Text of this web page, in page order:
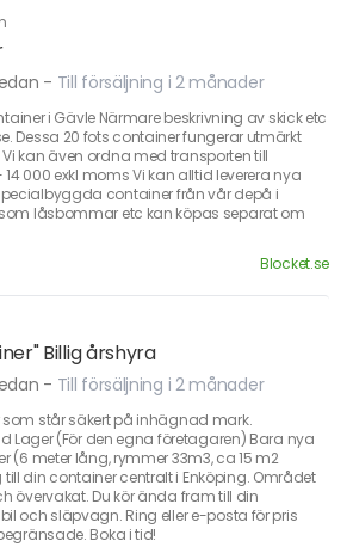
- Till försäljning i 2 månader
i Gävle Närmare beskrivning av skick etc
Dessa 20 fots container fungerar utmärkt
kan även ordna med transporten till
000 exkl moms Vi kan alltid leverera nya
container från vår depå i
låsbommar etc kan köpas separat om
Blocket.se
Billig årshyra
- Till försäljning i 2 månader
som står säkert på inhägnad mark.
Lager (För den egna företagaren) Bara nya
(6 meter lång, rymmer 33m3, ca 15 m2
din container centralt i Enköping. Området
övervakat. Du kör ända fram till din
och släpvagn. Ring eller e-posta för pris
Boka i tid!